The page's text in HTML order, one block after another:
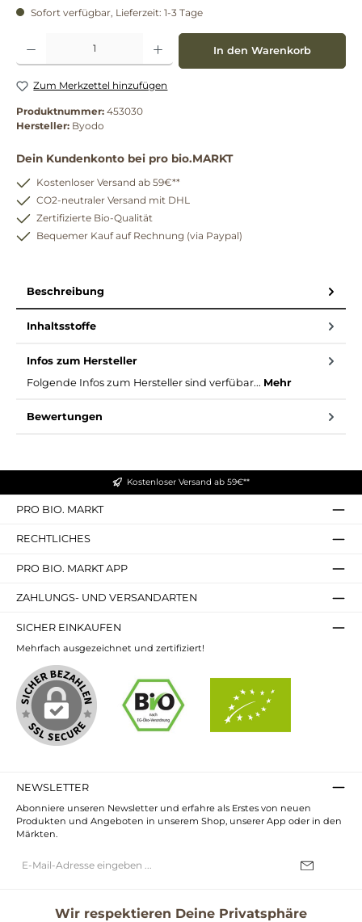
Sofort verfügbar, Lieferzeit: 1-3 Tage
Produkt Anzahl: Gib den gewünschten Wert ein oder benutze die Schaltflächen um
In den Warenkorb
Zum Merkzettel hinzufügen
Produktnummer: 453030
Hersteller: Byodo
Dein Kundenkonto bei pro bio.MARKT
Kostenloser Versand ab 59€**
CO2-neutraler Versand mit DHL
Zertifizierte Bio-Qualität
Bequemer Kauf auf Rechnung (via Paypal)
Beschreibung
Inhaltsstoffe
Infos zum Hersteller
Folgende Infos zum Hersteller sind verfübar... Mehr
Bewertungen
Kostenloser Versand ab 59€**
PRO BIO. MARKT
RECHTLICHES
PRO BIO. MARKT APP
ZAHLUNGS- UND VERSANDARTEN
SICHER EINKAUFEN
Mehrfach ausgezeichnet und zertifiziert!
NEWSLETTER
Abonniere unseren Newsletter und erfahre als Erstes von neuen
Produkten und Angeboten in unserem Shop, unserer App oder in den
Märkten.
Mail-
Wir respektieren Deine Privatsphäre